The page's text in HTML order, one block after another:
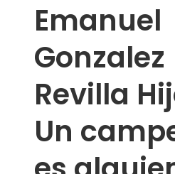
Emanuel
Gonzalez
Revilla
Un